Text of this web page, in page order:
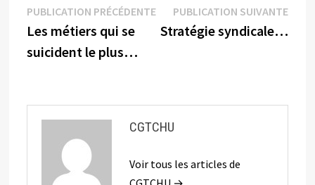
Navigation
de
PUBLICATION PRÉCÉDENTEPublication
précédente :
Les métiers qui se
suicident le plus…
PUBLICATION SUIVANTE
Stratégie syndicale…
CGTCHU
Voir tous les articles de